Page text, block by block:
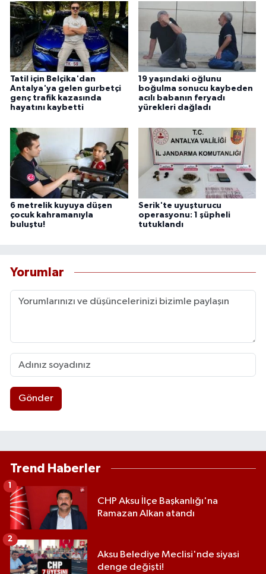
Tatil için Belçika'dan
Antalya'ya gelen gurbetçi
genç trafik kazasında
hayatını kaybetti
19 yaşındaki oğlunu
boğulma sonucu kaybeden
acılı babanın feryadı
yürekleri dağladı
6 metrelik kuyuya düşen
çocuk kahramanıyla
buluştu!
Serik'te uyuşturucu
operasyonu: 1 şüpheli
tutuklandı
Yorumlar
Gönder
Trend Haberler
CHP Aksu İlçe Başkanlığı'na
Ramazan Alkan atandı
1
Aksu Belediye Meclisi'nde siyasi
denge değişti!
2